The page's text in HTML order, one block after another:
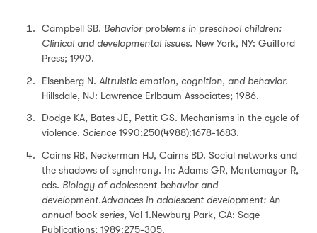
Campbell SB. Behavior problems in preschool children:
Clinical and developmental issues. New York, NY: Guilford
Press; 1990.
Eisenberg N. Altruistic emotion, cognition, and behavior.
Hillsdale, NJ: Lawrence Erlbaum Associates; 1986.
Dodge KA, Bates JE, Pettit GS. Mechanisms in the cycle of
violence. Science 1990;250(4988):1678-1683.
Cairns RB, Neckerman HJ, Cairns BD. Social networks and
the shadows of synchrony. In: Adams GR, Montemayor R,
eds. Biology of adolescent behavior and
development.Advances in adolescent development: An
annual book series, Vol 1.Newbury Park, CA: Sage
Publications; 1989:275-305.